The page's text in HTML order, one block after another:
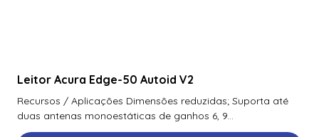
900Nnnnek2037P | Assa Abloy | Leitor De Proximidade R10
900Nsnnek20000 | Assa Abloy | Leitor De Proximidade R10
Leitor Acura Edge-50 Autoid V2
Recursos / Aplicações Dimensões reduzidas; Suporta até
duas antenas monoestáticas de ganhos 6, 9...